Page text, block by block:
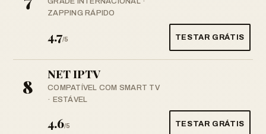
ZAPPING RÁPIDO
4.7/5 TESTAR GRÁTIS
8
NET IPTV
COMPATÍVEL COM SMART TV
· ESTÁVEL
4.6/5 TESTAR GRÁTIS